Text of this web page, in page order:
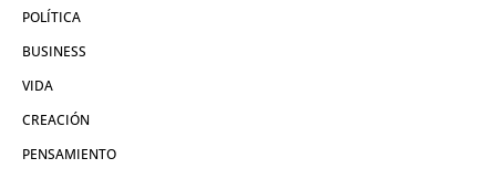
POLÍTICA
BUSINESS
VIDA
CREACIÓN
PENSAMIENTO